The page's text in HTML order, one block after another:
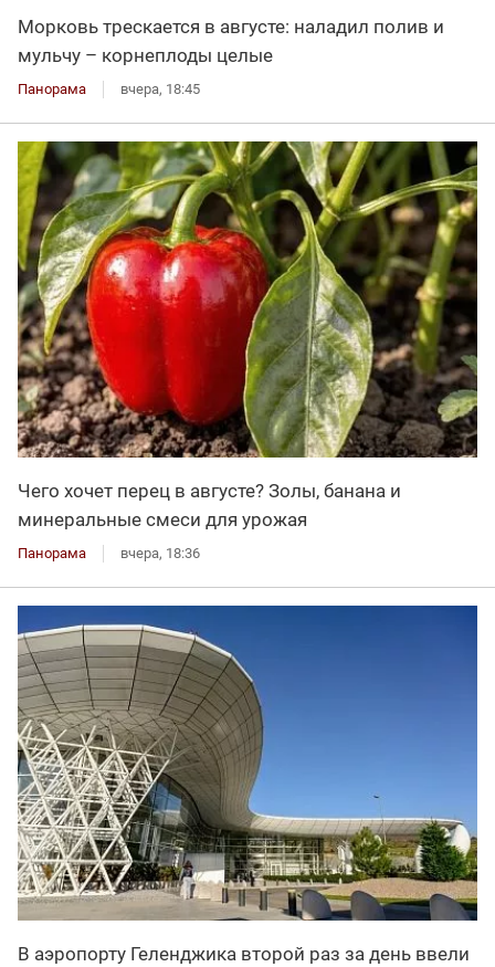
Морковь трескается в августе: наладил полив и
мульчу – корнеплоды целые
Панорама вчера, 18:45
Чего хочет перец в августе? Золы, банана и
минеральные смеси для урожая
Панорама вчера, 18:36
В аэропорту Геленджика второй раз за день ввели